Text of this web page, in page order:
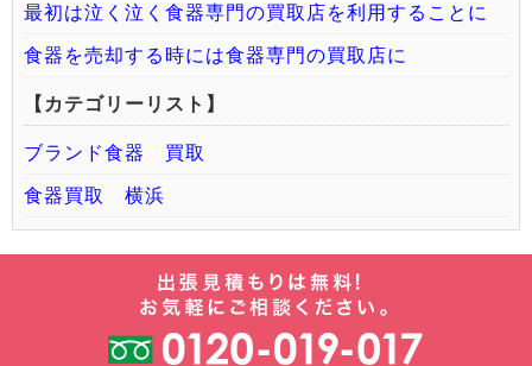
最初は泣く泣く食器専門の買取店を利用することに
食器を売却する時には食器専門の買取店に
【カテゴリーリスト】
ブランド食器 買取
食器買取 横浜